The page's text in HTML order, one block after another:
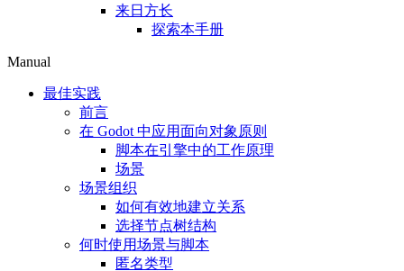
来日方长
探索本手册
Manual
最佳实践
前言
在 Godot 中应用面向对象原则
脚本在引擎中的工作原理
场景
场景组织
如何有效地建立关系
选择节点树结构
何时使用场景与脚本
匿名类型